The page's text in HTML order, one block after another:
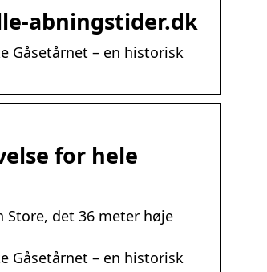
abningstider.dk
Gåsetårnet – en historisk
for hele
Store, det 36 meter høje
Gåsetårnet – en historisk